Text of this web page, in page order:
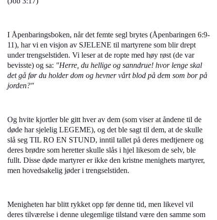
I Åpenbaringsboken, når det femte segl brytes (Åpenbaringen 6:9-
11), har vi en visjon av SJELENE til martyrene som blir drept
under trengselstiden. Vi leser at de ropte med høy røst (de var
bevisste) og sa: "Herre, du hellige og sanndrue! hvor lenge skal
det gå før du holder dom og hevner vårt blod på dem som bor på
jorden?"
Og hvite kjortler ble gitt hver av dem (som viser at åndene til de
døde har sjelelig LEGEME), og det ble sagt til dem, at de skulle
slå seg TIL RO EN STUND, inntil tallet på deres medtjenere og
deres brødre som heretter skulle slås i hjel likesom de selv, ble
fullt. Disse døde martyrer er ikke den kristne menighets martyrer,
men hovedsakelig jøder i trengselstiden.
Menigheten har blitt rykket opp før denne tid, men likevel vil
deres tilværelse i denne ulegemlige tilstand være den samme som